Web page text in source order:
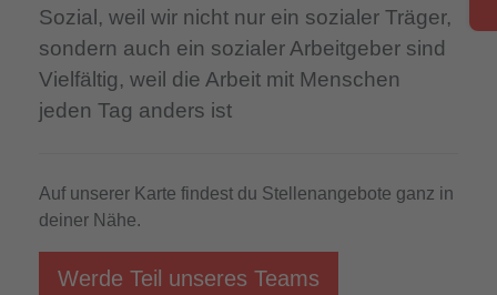
Sozial, weil wir nicht nur ein sozialer Träger,
sondern auch ein sozialer Arbeitgeber sind
Vielfältig, weil die Arbeit mit Menschen
jeden Tag anders ist
Auf unserer Karte findest du Stellenangebote ganz in
deiner Nähe.
Werde Teil unseres Teams